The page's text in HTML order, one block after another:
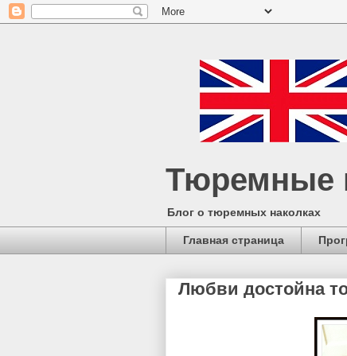
Тюремные
Блог о тюремных наколках
Главная страница
Любви достойна